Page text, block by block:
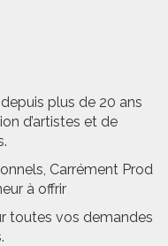
plus de 20 ans
d’artistes et de
Carrément Prod
à offrir
toutes vos demandes